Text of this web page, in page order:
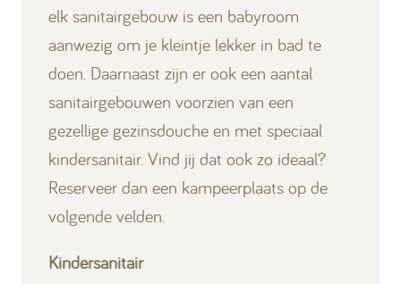
elk sanitairgebouw is een babyroom
aanwezig om je kleintje lekker in bad te
doen. Daarnaast zijn er ook een aantal
sanitairgebouwen voorzien van een
gezellige gezinsdouche en met speciaal
kindersanitair. Vind jij dat ook zo ideaal?
Reserveer dan een kampeerplaats op de
volgende velden.
Kindersanitair